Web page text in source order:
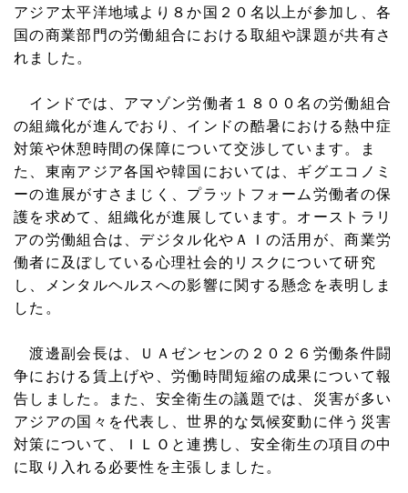
アジア太平洋地域より８か国２０名以上が参加し、各
国の商業部門の労働組合における取組や課題が共有さ
れました。
インドでは、アマゾン労働者１８００名の労働組合
の組織化が進んでおり、インドの酷暑における熱中症
対策や休憩時間の保障について交渉しています。ま
た、東南アジア各国や韓国においては、ギグエコノミ
ーの進展がすさまじく、プラットフォーム労働者の保
護を求めて、組織化が進展しています。オーストラリ
アの労働組合は、デジタル化やＡＩの活用が、商業労
働者に及ぼしている心理社会的リスクについて研究
し、メンタルヘルスへの影響に関する懸念を表明しま
した。
渡邊副会長は、ＵＡゼンセンの２０２６労働条件闘
争における賃上げや、労働時間短縮の成果について報
告しました。また、安全衛生の議題では、災害が多い
アジアの国々を代表し、世界的な気候変動に伴う災害
対策について、ＩＬＯと連携し、安全衛生の項目の中
に取り入れる必要性を主張しました。